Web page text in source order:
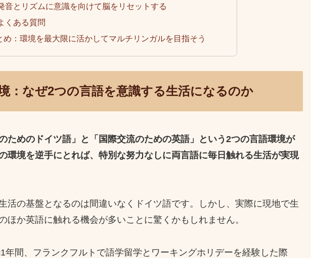
音とリズムに意識を向けて脳をリセットする
くある質問
め：環境を最大限に活かしてマルチリンガルを目指そう
：なぜ2つの言語を意識する生活になるのか
ためのドイツ語」と「国際交流のための英語」という2つの言語環境が
環境を逆手にとれば、特別な努力なしに両言語に毎日触れる生活が実現
活の基盤となるのは間違いなくドイツ語です。しかし、実際に現地で生
ほか英語に触れる機会が多いことに驚くかもしれません。
年間、フランクフルトで語学留学とワーキングホリデーを経験した際